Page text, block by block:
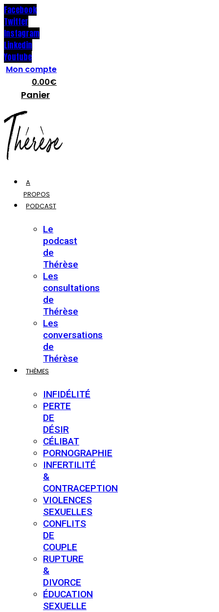
Facebook
Twitter
Instagram
Linkedin
Youtube
Mon compte
0.00€
Panier
A
PROPOS
PODCAST
Le
podcast
de
Thérèse
Les
consultations
de
Thérèse
Les
conversations
de
Thérèse
THÈMES
INFIDÉLITÉ
PERTE
DE
DÉSIR
CÉLIBAT
PORNOGRAPHIE
INFERTILITÉ
&
CONTRACEPTION
VIOLENCES
SEXUELLES
CONFLITS
DE
COUPLE
RUPTURE
&
DIVORCE
ÉDUCATION
SEXUELLE